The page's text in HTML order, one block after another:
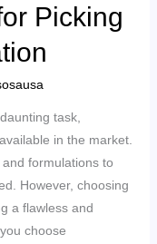
Picking
task,
in the market.
formulations to
However, choosing
a flawless and
choose